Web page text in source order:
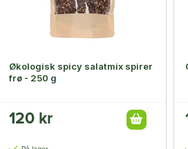
Økologisk spicy salatmix spirer
frø - 250 g
120 kr